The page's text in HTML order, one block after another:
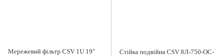
Мережевий фільтр CSV 1U 19"
Стійка подвійна CSV 8Л-750-ОС-